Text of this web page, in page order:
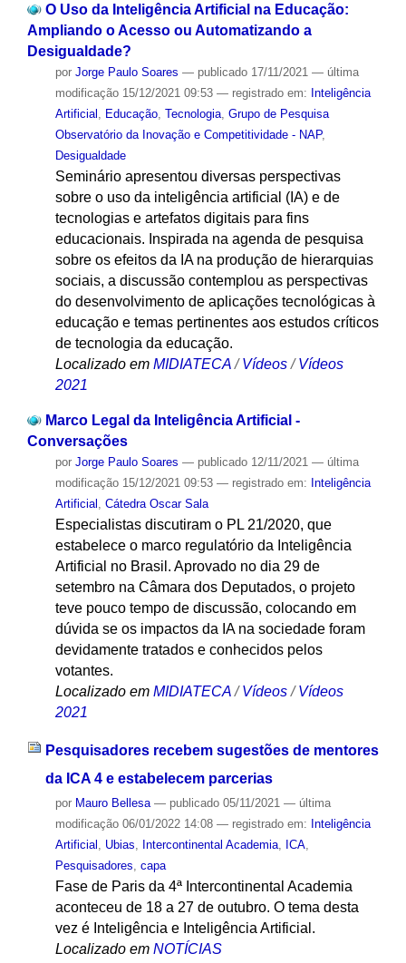
O Uso da Inteligência Artificial na Educação:
Ampliando o Acesso ou Automatizando a
Desigualdade?
por Jorge Paulo Soares — publicado17/11/2021 — última
modificação15/12/2021 09:53 — registrado em: Inteligência
Artificial
Educação, Tecnologia, Grupo de Pesquisa
Observatório da Inovação e Competitividade - NAP,
Desigualdade
Seminário apresentou diversas perspectivas
sobre o uso da inteligência artificial (IA) e de
tecnologias e artefatos digitais para fins
educacionais. Inspirada na agenda de pesquisa
sobre os efeitos da IA na produção de hierarquias
sociais, a discussão contemplou as perspectivas
do desenvolvimento de aplicações tecnológicas à
educação e temas pertinentes aos estudos críticos
de tecnologia da educação.
Localizado em MIDIATECA /Vídeos /Vídeos
2021
Marco Legal da Inteligência Artificial -
Conversações
por Jorge Paulo Soares — publicado12/11/2021 — última
modificação15/12/2021 09:53 — registrado em: Inteligência
Artificial Cátedra Oscar Sala
Especialistas discutiram o PL 21/2020, que
estabelece o marco regulatório da Inteligência
Artificial no Brasil. Aprovado no dia 29 de
setembro na Câmara dos Deputados, o projeto
teve pouco tempo de discussão, colocando em
dúvida se os impactos da IA na sociedade foram
devidamente tratados e conhecidos pelos
votantes.
Localizado em MIDIATECA /Vídeos /Vídeos
2021
Pesquisadores recebem sugestões de mentores
da ICA 4 e estabelecem parcerias
por Mauro Bellesa — publicado05/11/2021 — última
modificação06/01/2022 14:08 — registrado em: Inteligência
Artificial , Ubias, Intercontinental Academia, ICA,
Pesquisadores, capa
Fase de Paris da 4ª Intercontinental Academia
aconteceu de 18 a 27 de outubro. O tema desta
vez é Inteligência e Inteligência Artificial.
Localizado em NOTÍCIAS